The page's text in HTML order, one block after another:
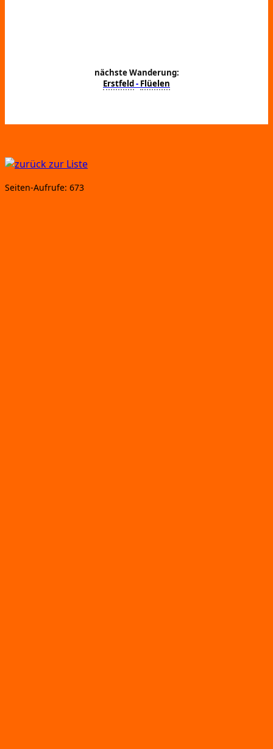
nächste Wanderung:
Erstfeld - Flüelen
Sei­ten-Auf­ru­fe: 673